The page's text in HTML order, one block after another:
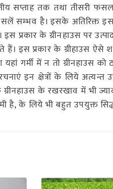
सप्ताह तक तथा तीसरी फसल
सम्भव है। इसके अतिरिक्त
इस प्रकार के ग्रीनहाउस पर
प्रकार के ग्रीहाउस ऐसे
गर्मी में न तो ग्रीनहाउस को
इन क्षेत्रों के लिये अत्यन्त
के रखरखाव में भी
है, के लिये भी बहुत उपयुक्त